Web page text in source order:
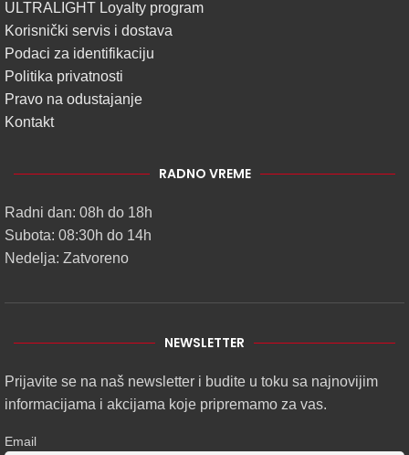
ULTRALIGHT Loyalty program
Korisnički servis i dostava
Podaci za identifikaciju
Politika privatnosti
Pravo na odustajanje
Kontakt
RADNO VREME
Radni dan: 08h do 18h
Subota: 08:30h do 14h
Nedelja: Zatvoreno
NEWSLETTER
Prijavite se na naš newsletter i budite u toku sa najnovijim
informacijama i akcijama koje pripremamo za vas.
Email